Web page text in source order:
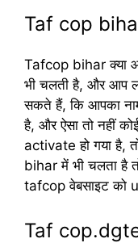
Taf cop
Tafcop bihar क्या
भी चलती है, और आप
सकते हैं, कि आपका
है, और ऐसा तो नहीं
activate हो गया है,
bihar में भी चलता है
tafcop वेबसाइट को
Taf